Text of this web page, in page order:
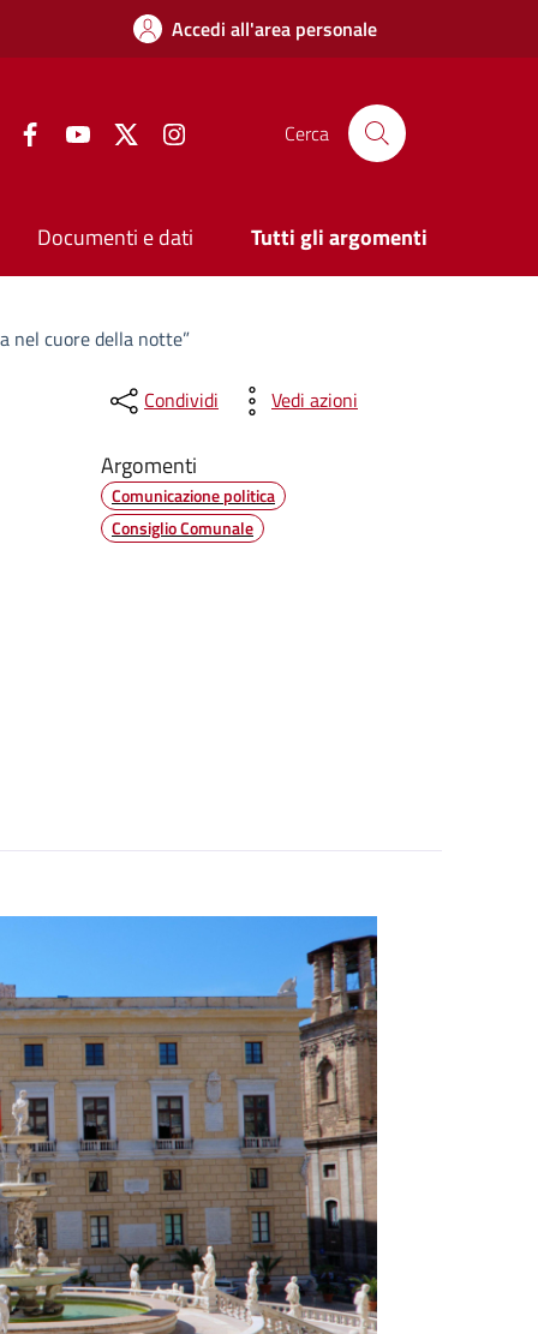
Accedi all'area personale
FacebookYouTube Twitter Cerca
Documenti e dati Tutti gli argomenti
nel cuore della notte”
Condividi Vedi azioni
Argomenti
Comunicazione politica
Consiglio Comunale